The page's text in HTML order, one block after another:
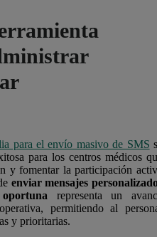
para el envío masivo de SMS
para los centros médicos
y fomentar la participación
enviar mensajes
representa un
permitiendo al
y prioritarias.